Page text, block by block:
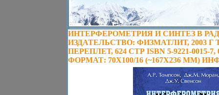
ИНТЕРФЕРОМЕТРИЯ И СИНТЕЗ В
ИЗДАТЕЛЬСТВО: ФИЗМАТЛИТ, 2003 Г
ПЕРЕПЛЕТ, 624 СТР ISBN 5-9221-0015-7,
ФОРМАТ: 70X100/16 (~167X236 ММ)